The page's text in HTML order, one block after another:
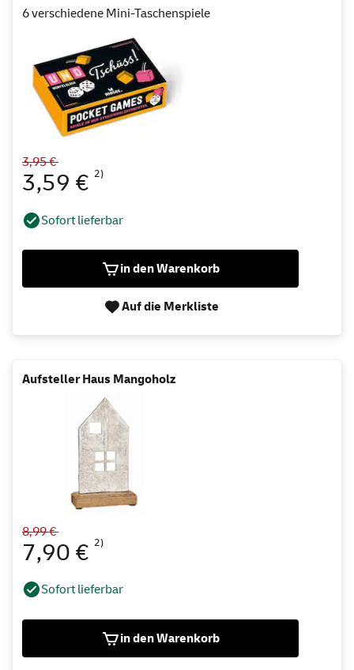
6 verschiedene Mini-Taschenspiele
3,95 €
3,59 € 2)
Sofort lieferbar
in den Warenkorb
Auf die Merkliste
Aufsteller Haus Mangoholz
8,99 €
7,90 € 2)
Sofort lieferbar
in den Warenkorb